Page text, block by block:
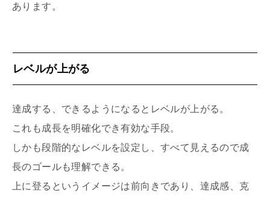
あります。
レベルが上がる
達成する、できるようになるとレベルが上がる。
これも成長を明確化でき有効な手段。
しかも段階的なレベルを設定し、すべて見えるので成
長のゴールも理解できる。
上に登るというイメージは前向きであり、達成感、克